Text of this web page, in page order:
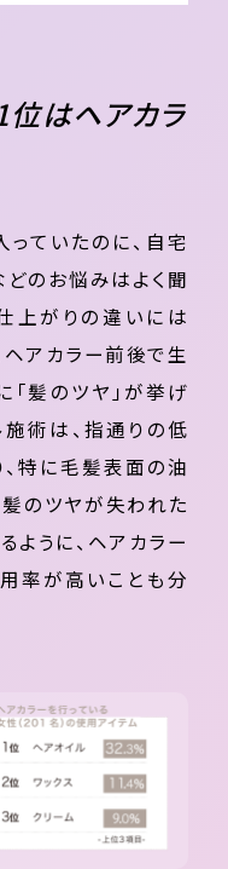
はヘアカラ
ていたのに、自宅
のお悩みはよく聞
上がりの違いには
アカラー前後で生
髪のツヤ」が挙げ
術は、指通りの低
特に毛髪表面の油
のツヤが失われた
ように、ヘアカラー
率が高いことも分